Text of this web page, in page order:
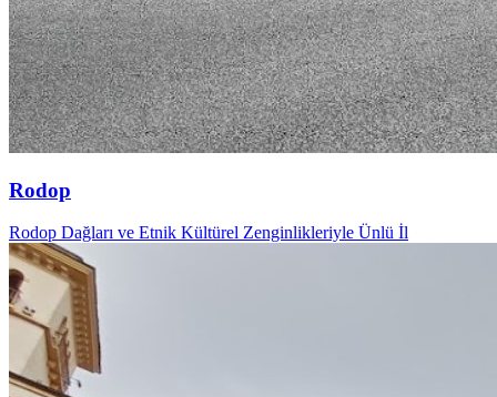
Rodop
Rodop Dağları ve Etnik Kültürel Zenginlikleriyle Ünlü İl